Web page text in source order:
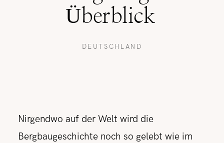
Überblick
DEUTSCHLAND
Nirgendwo auf der Welt wird die
Bergbaugeschichte noch so gelebt wie im